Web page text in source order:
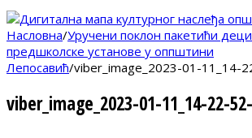
Насловна/Уручени поклон пакетићи деци
предшколске установе у оппштини
Лепосавић/viber_image_2023-01-11_14-
viber_image_2023-01-11_14-22-